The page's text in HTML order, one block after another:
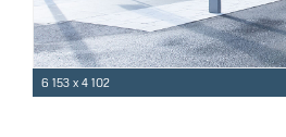
6 153 x 4 102